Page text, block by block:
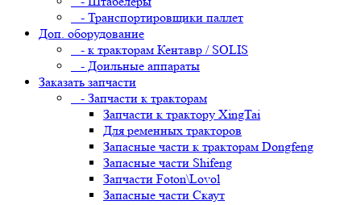
- Транспортировщики паллет
Доп. оборудование
- к тракторам Кентавр / SOLIS
- Доильные аппараты
Заказать запчасти
- Запчасти к тракторам
Запчасти к трактору XingTai
Для ременных тракторов
Запасные части к тракторам Dongfeng
Запасные части Shifeng
Запчасти Foton\Lovol
Запасные части Скаут